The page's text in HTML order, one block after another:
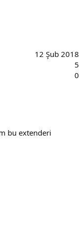
12 Şub 2018
5
0
bu extenderi